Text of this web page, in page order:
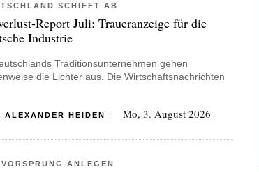
SCHIFFT AB
Report Juli: Traueranzeige für die
Industrie
Traditionsunternehmen gehen
die Lichter aus. Die Wirtschaftsnachrichten
ALEXANDER HEIDEN | Mo, 3. August 2026
ANLEGEN